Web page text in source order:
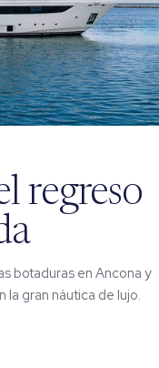
regreso
botaduras en Ancona y
gran náutica de lujo.